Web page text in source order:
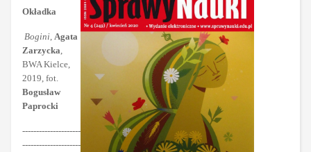
Okładka
Bogini Agata
Zarzycka
BWA Kielce,
2019, fot.
Bogusław
Paprocki
---------------------
---------------------